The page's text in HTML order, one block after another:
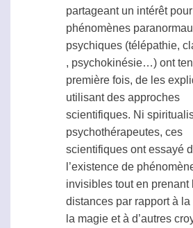
partageant un intérêt
phénomènes
psychiques (télépathie,
, psychokinésie…) ont
première fois, de les
utilisant des approches
scientifiques. Ni
psychothérapeutes, ces
scientifiques ont essayé
l’existence de
invisibles tout en prenant
distances par rapport à
la magie et à d’autres